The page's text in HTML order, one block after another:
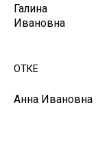
Галина
Ивановна
ОТКЕ
Анна Ивановна